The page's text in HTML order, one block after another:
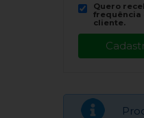
Quero
frequência
cliente.